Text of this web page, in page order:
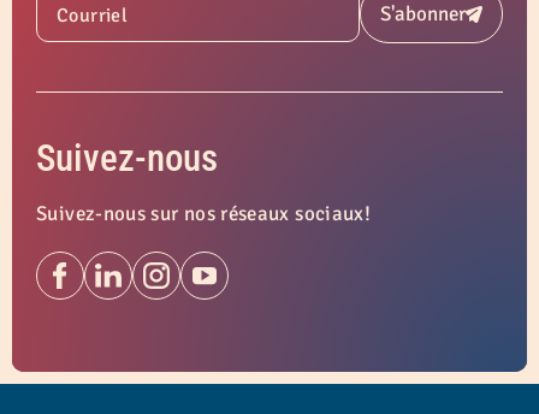
Courriel S'abonnerSoumettre
Suivez-nous
Suivez-nous sur nos réseaux sociaux!